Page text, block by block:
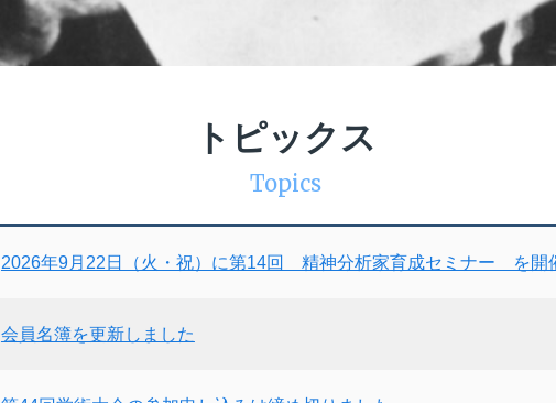
トピックス
Topics
2026年9月22日（火・祝）に第14回 精神分析家育成セミナー を開
会員名簿を更新しました